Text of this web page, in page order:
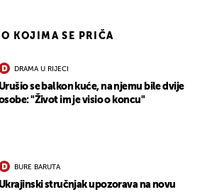
KOJIMA SE PRIČA
DRAMA U RIJECI
Urušio se balkon kuće, na njemu bile dvije
"Život im je visio o koncu"
BURE BARUTA
Ukrajinski stručnjak upozorava na novu